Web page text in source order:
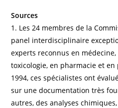
Sources
1. Les 24 membres de la
panel interdisciplinaire
experts reconnus en
toxicologie, en pharmacie et
1994, ces spécialistes ont
sur une documentation très
autres, des analyses